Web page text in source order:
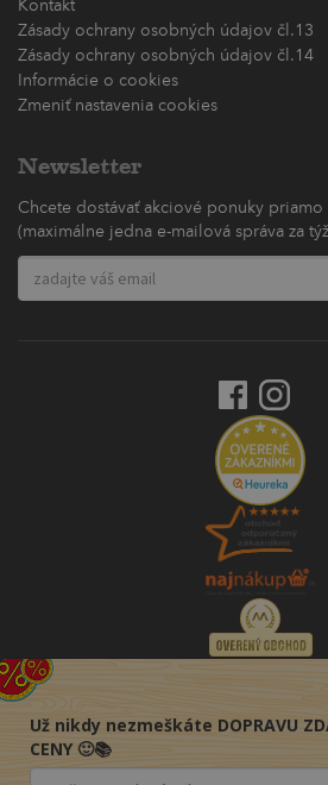
Kontakt
Zásady ochrany osobných údajov čl.13
Zásady ochrany osobných údajov čl.14
Informácie o cookies
Zmeniť nastavenia cookies
Newsletter
Chcete dostávať akciové ponuky priamo
(maximálne jedna e-mailová správa za
Už nikdy nezmeškáte DOPRAVU
CENY 🙂📚